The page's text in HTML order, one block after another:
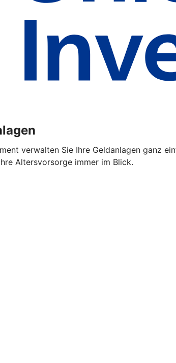
verwalten Sie Ihre Geldanlagen ganz
Altersvorsorge immer im Blick.